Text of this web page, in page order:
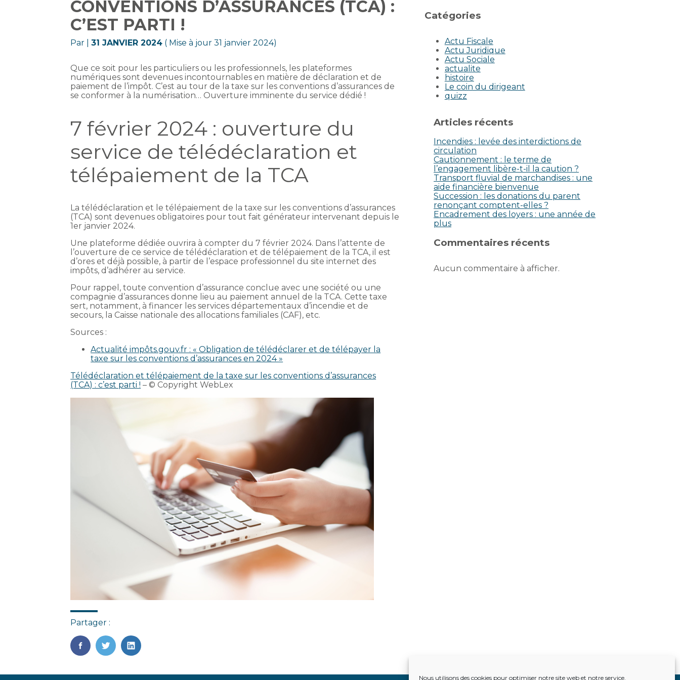
Nous utilisons des cookies pour optimiser notre site web et notre service.
CONVENTIONS D’ASSURANCES (TCA) :
C’EST PARTI !
Par |31 JANVIER 2024 ( Mise à jour 31 janvier 2024)
Que ce soit pour les particuliers ou les professionnels, les plateformes
numériques sont devenues incontournables en matière de déclaration et de
paiement de l’impôt. C’est au tour de la taxe sur les conventions d’assurances de
se conformer à la numérisation… Ouverture imminente du service dédié !
7 février 2024 : ouverture du
service de télédéclaration et
télépaiement de la TCA
La télédéclaration et le télépaiement de la taxe sur les conventions d’assurances
(TCA) sont devenues obligatoires pour tout fait générateur intervenant depuis le
1er janvier 2024.
Une plateforme dédiée ouvrira à compter du 7 février 2024. Dans l’attente de
l’ouverture de ce service de télédéclaration et de télépaiement de la TCA, il est
d’ores et déjà possible, à partir de l’espace professionnel du site internet des
impôts, d’adhérer au service.
Pour rappel, toute convention d’assurance conclue avec une société ou une
compagnie d’assurances donne lieu au paiement annuel de la TCA. Cette taxe
sert, notamment, à financer les services départementaux d’incendie et de
secours, la Caisse nationale des allocations familiales (CAF), etc.
Sources :
Actualité impôts.gouv.fr : « Obligation de télédéclarer et de télépayer la
taxe sur les conventions d’assurances en 2024 »
Télédéclaration et télépaiement de la taxe sur les conventions d’assurances
(TCA) : c’est parti ! – © Copyright WebLex
Partager :
FaceBook
TwitterLinkedIn
Catégories
Actu Fiscale
Actu Juridique
Actu Sociale
actualite
histoire
Le coin du dirigeant
quizz
Articles récents
Incendies : levée des interdictions de
circulation
Cautionnement : le terme de
l’engagement libère-t-il la caution ?
Transport fluvial de marchandises : une
aide financière bienvenue
Succession : les donations du parent
renonçant comptent-elles ?
Encadrement des loyers : une année de
plus
Commentaires récents
Aucun commentaire à afficher.